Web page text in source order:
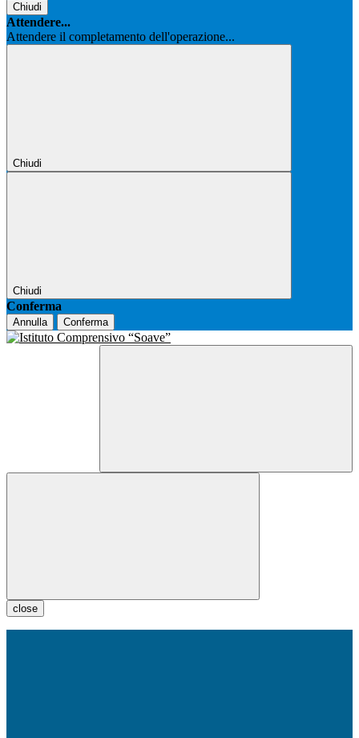
Chiudi
Attendere...
Attendere il completamento dell'operazione...
Chiudi
Chiudi
Conferma
Annulla Conferma
close